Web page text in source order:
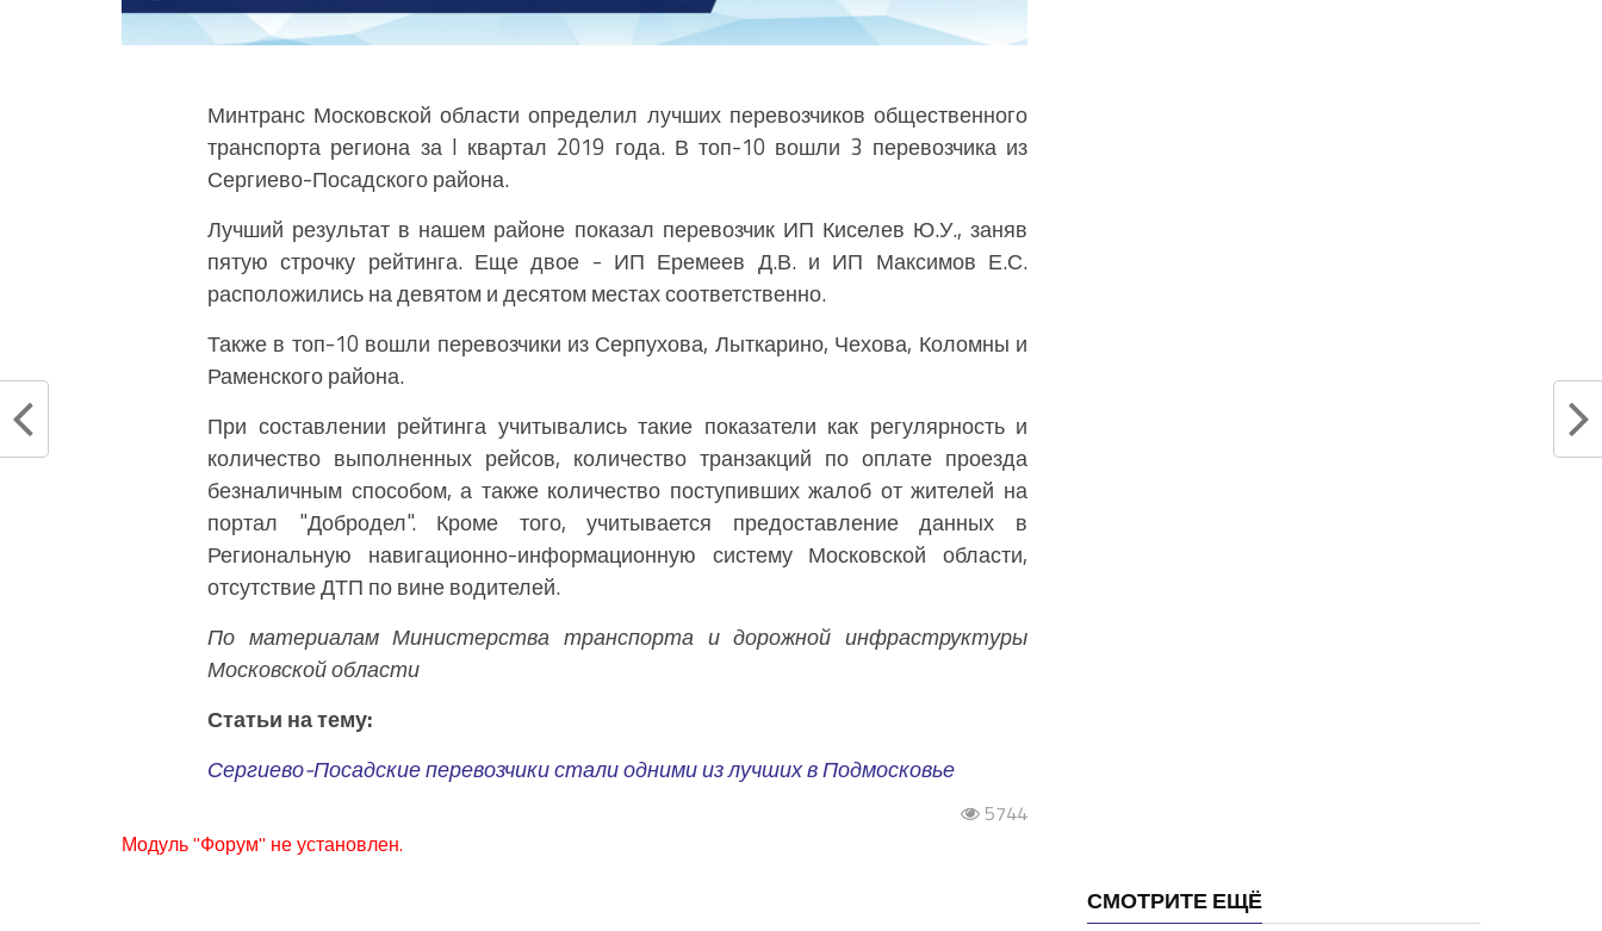
Минтранс Московской области определил лучших перевозчиков общественного
транспорта региона за I квартал 2019 года. В топ-10 вошли 3 перевозчика из
Сергиево-Посадского района.
Лучший результат в нашем районе показал перевозчик ИП Киселев Ю.У., заняв
пятую строчку рейтинга. Еще двое - ИП Еремеев Д.В. и ИП Максимов Е.С.
расположились на девятом и десятом местах соответственно.
Также в топ-10 вошли перевозчики из Серпухова, Лыткарино, Чехова, Коломны и
Раменского района.
При составлении рейтинга учитывались такие показатели как регулярность и
количество выполненных рейсов, количество транзакций по оплате проезда
безналичным способом, а также количество поступивших жалоб от жителей на
портал "Добродел". Кроме того, учитывается предоставление данных в
Региональную навигационно-информационную систему Московской области,
отсутствие ДТП по вине водителей.
По материалам Министерства транспорта и дорожной инфраструктуры
Московской области
Статьи на тему:
Сергиево-Посадские перевозчики стали одними из лучших в Подмосковье
5744
Модуль "Форум" не установлен.
СМОТРИТЕ ЕЩЁ